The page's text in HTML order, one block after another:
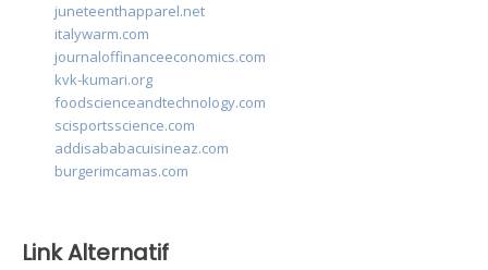
juneteenthapparel.net
italywarm.com
journaloffinanceeconomics.com
kvk-kumari.org
foodscienceandtechnology.com
scisportsscience.com
addisababacuisineaz.com
burgerimcamas.com
Link Alternatif